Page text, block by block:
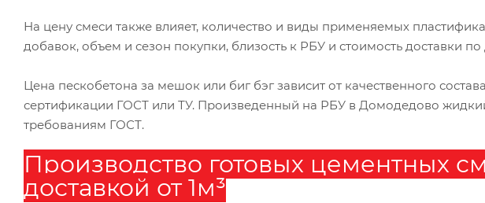
На цену смеси также влияет, количество и виды применяемых
добавок, объем и сезон покупки, близость к РБУ и стоимость доставки
Цена пескобетона за мешок или биг бэг зависит от качественного
сертификации ГОСТ или ТУ. Произведенный на РБУ в Домодедово
требованиям ГОСТ.
Производство готовых цементных
доставкой от 1м³